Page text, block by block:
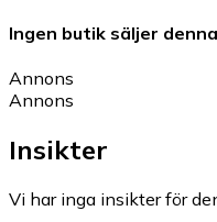
Ingen butik säljer
Annons
Annons
Insikter
Vi har inga insikter för